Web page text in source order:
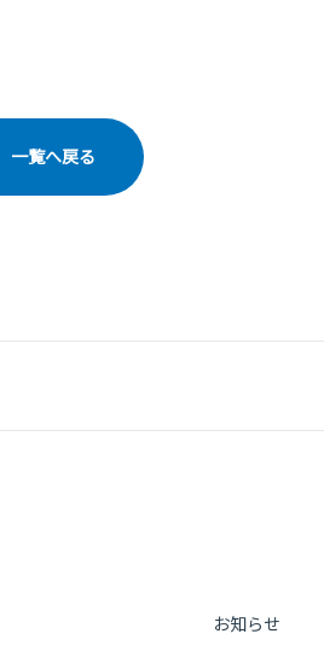
一覧へ戻る
お知らせ